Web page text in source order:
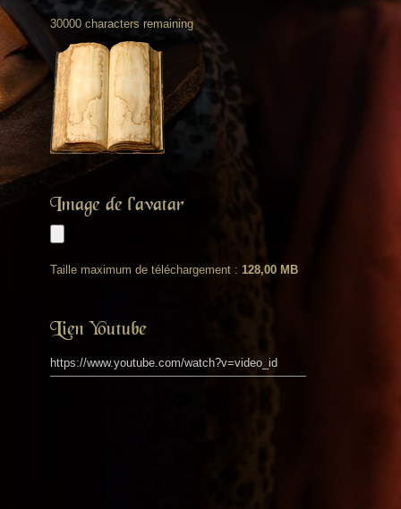
30000 characters remaining
Image de l'avatar
Taille maximum de téléchargement : 128,00 MB
Lien Youtube